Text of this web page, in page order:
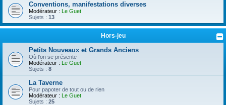
Conventions, manifestations diverses
Modérateur : Le Guet
Sujets : 13
Hors-jeu
Petits Nouveaux et Grands Anciens
Où l’on se présente
Modérateur : Le Guet
Sujets : 8
La Taverne
Pour papoter de tout ou de rien
Modérateur : Le Guet
Sujets : 25